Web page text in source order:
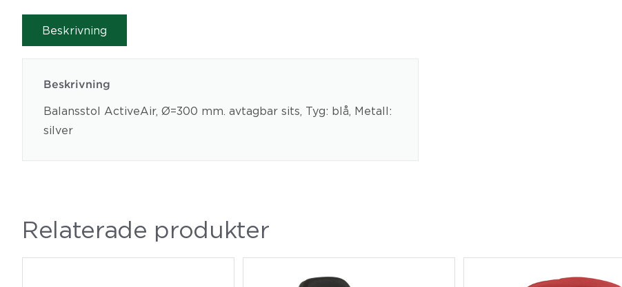
Beskrivning
Beskrivning
Balansstol ActiveAir, Ø=300 mm. avtagbar sits, Tyg: blå, Metall:
silver
Relaterade produkter